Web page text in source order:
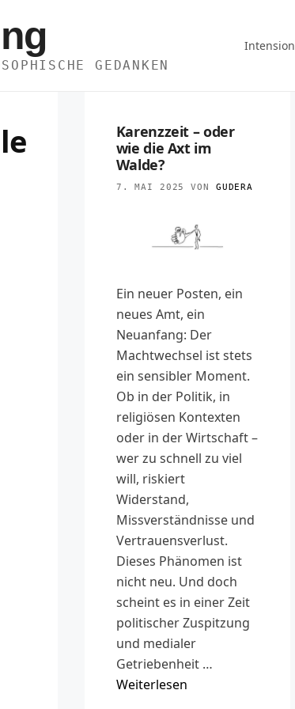
GEDANKEN
Intension
Karenzzeit – oder
wie die Axt im
Walde?
7. MAI 2025 VON GUDERA
Ein neuer Posten, ein
neues Amt, ein
Neuanfang: Der
Machtwechsel ist stets
ein sensibler Moment.
Ob in der Politik, in
religiösen Kontexten
oder in der Wirtschaft –
wer zu schnell zu viel
will, riskiert
Widerstand,
Missverständnisse und
Vertrauensverlust.
Dieses Phänomen ist
nicht neu. Und doch
scheint es in einer Zeit
politischer Zuspitzung
und medialer
Getriebenheit …
Weiterlesen